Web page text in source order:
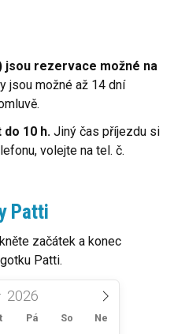
jsou rezervace možné na
jsou možné až 14 dní
do 10 h. Jiný čas příjezdu si
volejte na tel. č.
Patti
začátek a konec
Patti.
Pá So Ne